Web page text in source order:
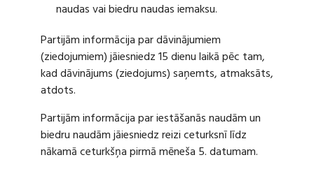
naudas vai biedru naudas iemaksu.
Partijām informācija par dāvinājumiem
(ziedojumiem) jāiesniedz 15 dienu laikā pēc tam,
kad dāvinājums (ziedojums) saņemts, atmaksāts,
atdots.
Partijām informācija par iestāšanās naudām un
biedru naudām jāiesniedz reizi ceturksnī līdz
nākamā ceturkšņa pirmā mēneša 5. datumam.